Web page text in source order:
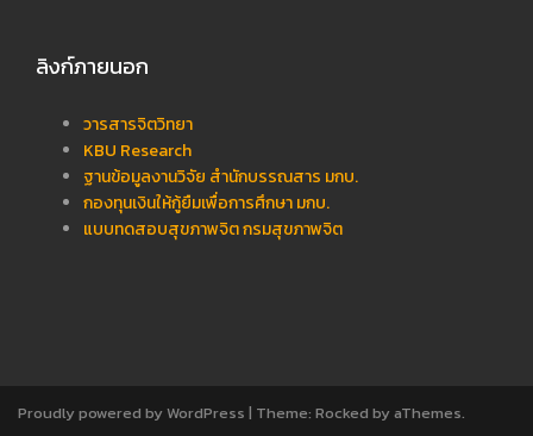
ลิงก์ภายนอก
วารสารจิตวิทยา
KBU Research
ฐานข้อมูลงานวิจัย สำนักบรรณสาร มกบ.
กองทุนเงินให้กู้ยืมเพื่อการศึกษา มกบ.
แบบทดสอบสุขภาพจิต กรมสุขภาพจิต
Proudly powered by WordPress | Theme: Rocked by aThemes.